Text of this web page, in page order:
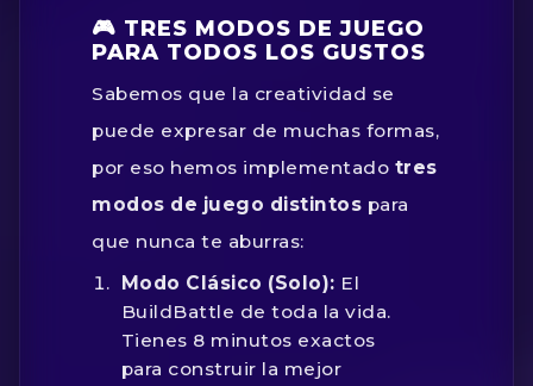
🎮 TRES MODOS DE JUEGO
PARA TODOS LOS GUSTOS
Sabemos que la creatividad se
puede expresar de muchas formas,
por eso hemos implementado tres
modos de juego distintos para
que nunca te aburras:
Modo Clásico (Solo): El
BuildBattle de toda la vida.
Tienes 8 minutos exactos
para construir la mejor